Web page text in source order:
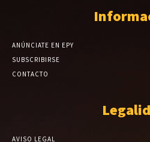
ANÚNCIATE EN EPY
SUBSCRIBIRSE
CONTACTO
AVISO LEGAL